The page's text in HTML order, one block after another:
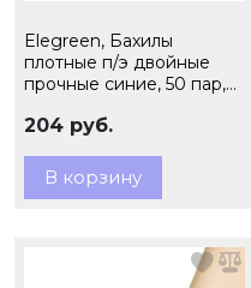
Elegreen, Бахилы
плотные п/э двойные
прочные синие, 50 пар,
204 руб.
В корзину